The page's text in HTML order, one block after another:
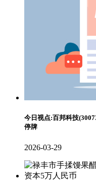
今日视点:百邦科技
停牌
2026-03-29